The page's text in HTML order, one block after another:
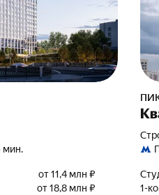
мин.
от 11,4 млн ₽
от 18,8 млн ₽
1-